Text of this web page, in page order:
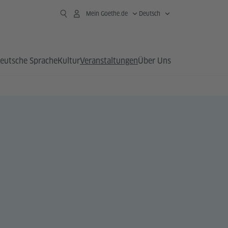
Mein Goethe.de Deutsch
SpracheKulturVeranstaltungenÜber Uns